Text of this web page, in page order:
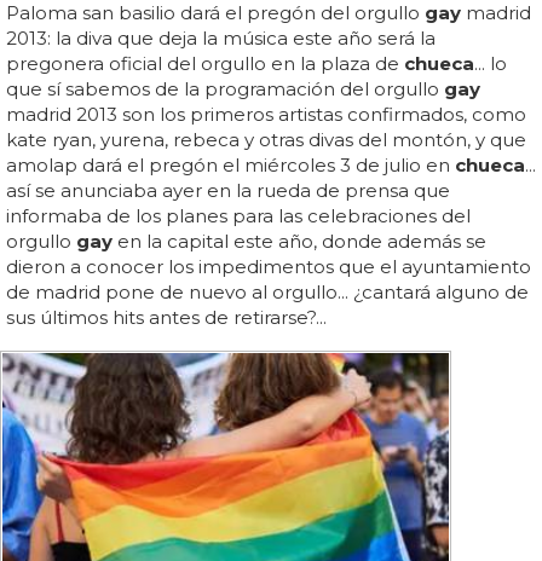
Paloma san basilio dará el pregón del orgullo gay madrid
2013: la diva que deja la música este año será la
pregonera oficial del orgullo en la plaza de chueca... lo
que sí sabemos de la programación del orgullo gay
madrid 2013 son los primeros artistas confirmados, como
kate ryan, yurena, rebeca y otras divas del montón, y que
amolap dará el pregón el miércoles 3 de julio en chueca...
así se anunciaba ayer en la rueda de prensa que
informaba de los planes para las celebraciones del
orgullo gay en la capital este año, donde además se
dieron a conocer los impedimentos que el ayuntamiento
de madrid pone de nuevo al orgullo... ¿cantará alguno de
sus últimos hits antes de retirarse?...